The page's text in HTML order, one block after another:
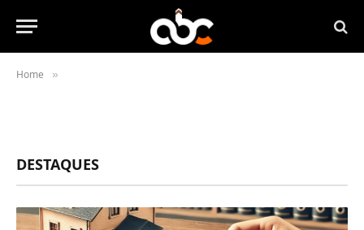
Home »
DESTAQUES